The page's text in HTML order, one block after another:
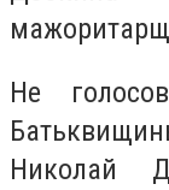
Не
Николай